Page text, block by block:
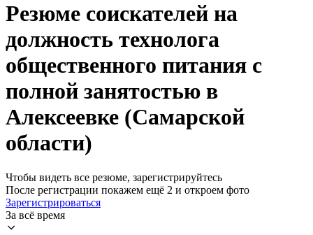
Резюме соискателей на
должность технолога
общественного питания с
полной занятостью в
Алексеевке (Самарской
области)
Чтобы видеть все резюме, зарегистрируйтесь
После регистрации покажем ещё 2 и откроем фото
Зарегистрироваться
За всё время